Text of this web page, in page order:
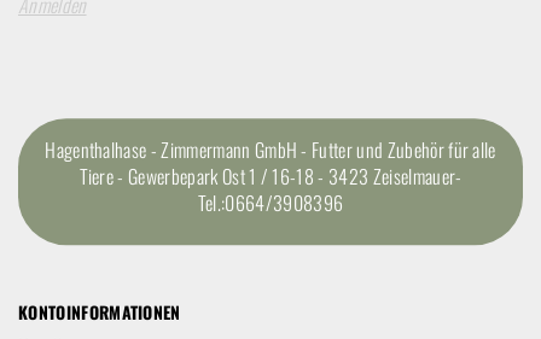
Hagenthalhase - Zimmermann GmbH - Futter und Zubehör für alle
Tiere - Gewerbepark Ost 1 / 16-18 - 3423 Zeiselmauer-
Tel.:0664/3908396
KONTOINFORMATIONEN